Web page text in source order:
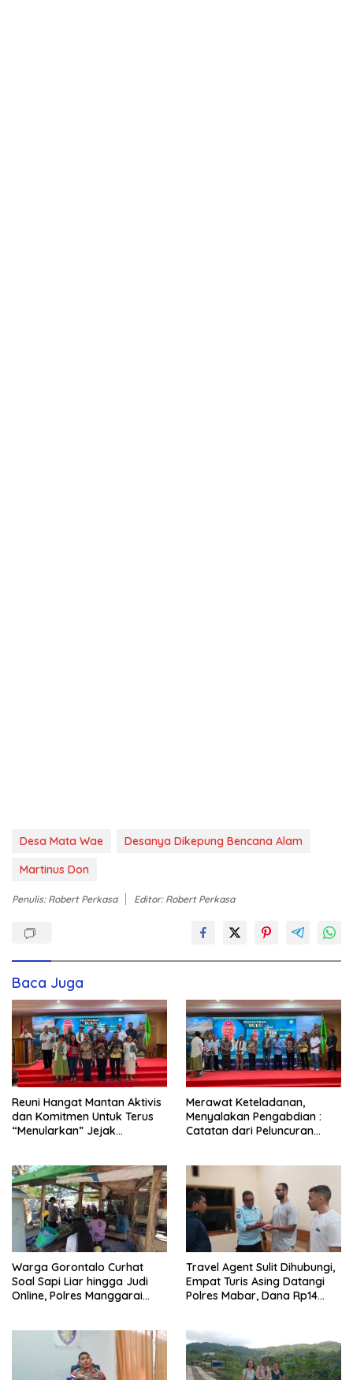
Desa Mata Wae
Desanya Dikepung Bencana Alam
Martinus Don
Penulis: Robert Perkasa Editor: Robert Perkasa
Baca Juga
Reuni Hangat Mantan Aktivis
dan Komitmen Untuk Terus
“Menularkan” Jejak
Merawat Keteladanan,
Menyalakan Pengabdian :
Catatan dari Peluncuran
Warga Gorontalo Curhat
Soal Sapi Liar hingga Judi
Online, Polres Manggarai
Travel Agent Sulit Dihubungi,
Empat Turis Asing Datangi
Polres Mabar, Dana Rp14